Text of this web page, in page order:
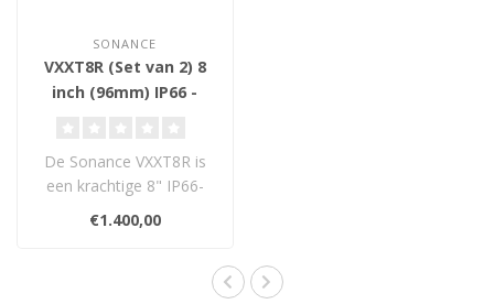
SONANCE
VXXT8R (Set van 2) 8
inch (96mm) IP66 -
De Sonance VXXT8R is
een krachtige 8" IP66-
gecertificeerde
inbouwspeaker, ontwor..
€1.400,00